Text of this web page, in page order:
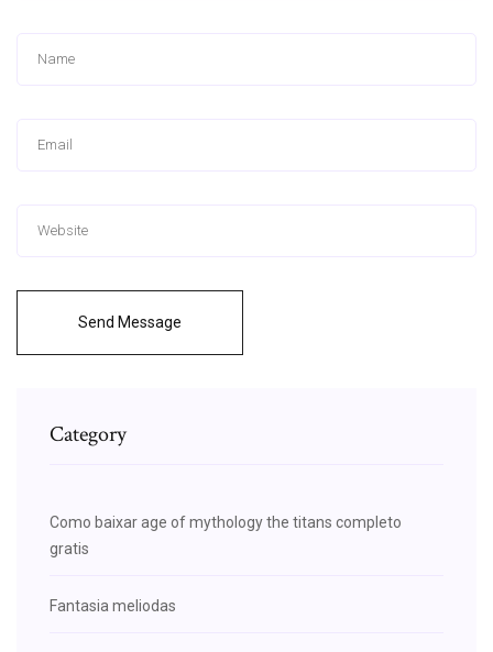
Send Message
Category
Como baixar age of mythology the titans completo
gratis
Fantasia meliodas